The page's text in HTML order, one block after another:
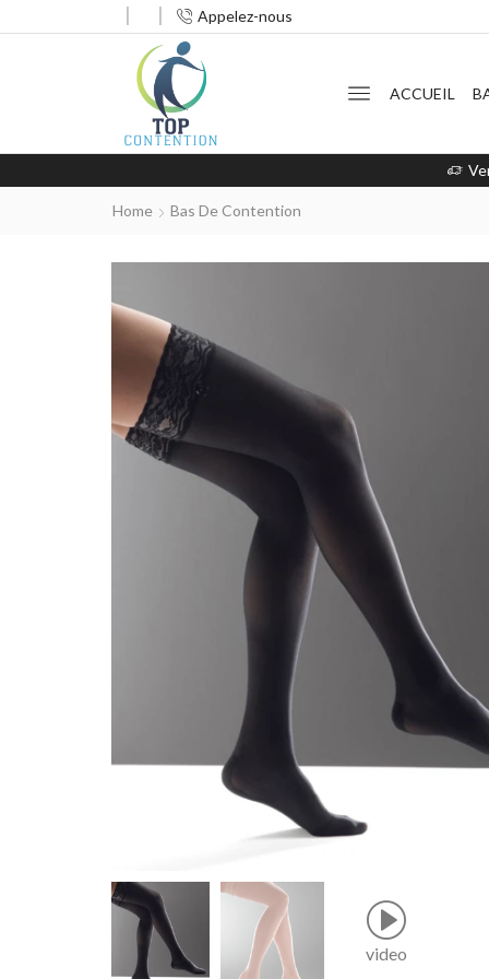
Appelez-nous
ACCUEIL
Home Bas De Contention
video